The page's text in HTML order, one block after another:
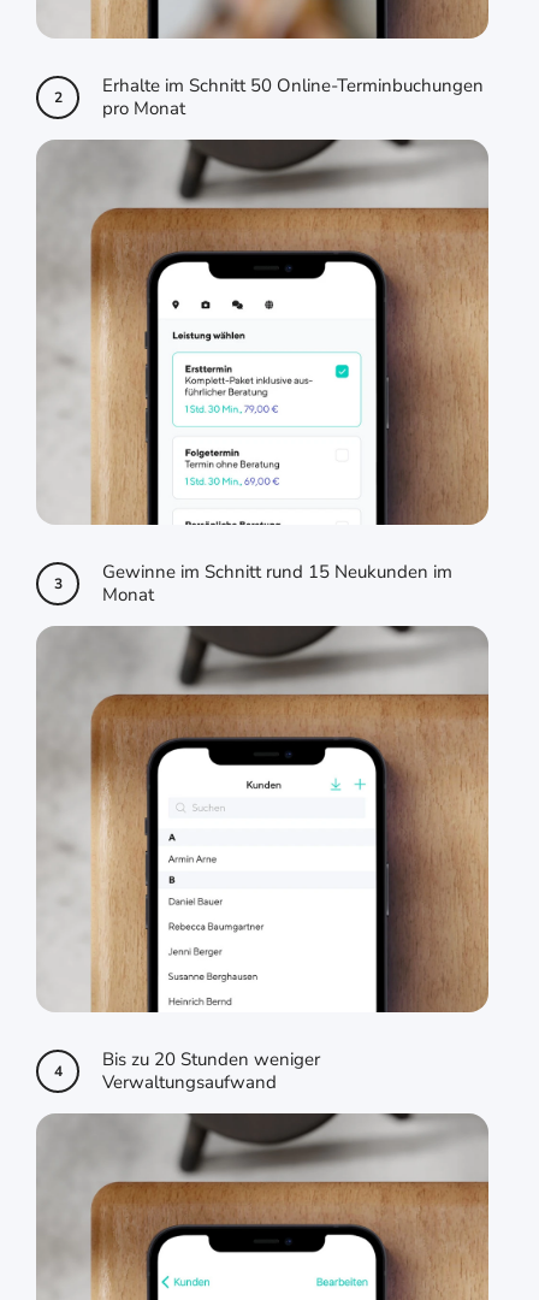
2
Erhalte im Schnitt 50 Online-Terminbuchungen
pro Monat
3
Gewinne im Schnitt rund 15 Neukunden im
Monat
4
Bis zu 20 Stunden weniger
Verwaltungsaufwand